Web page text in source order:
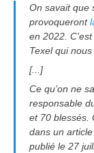
On savait que
provoqueront
en 2022.
Texel qui nous
[...]
Ce qu’on ne
responsable
et 70 blessés.
dans un
publié le 27